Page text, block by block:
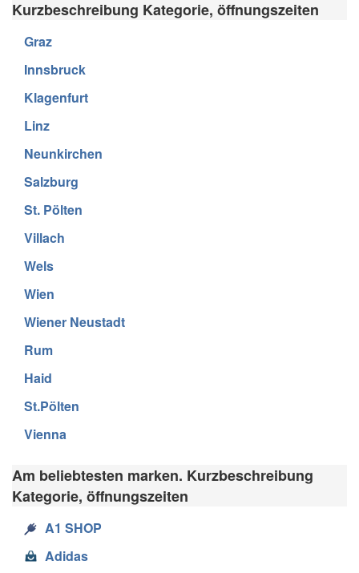
Kurzbeschreibung Kategorie, öffnungszeiten
Graz
Innsbruck
Klagenfurt
Linz
Neunkirchen
Salzburg
St. Pölten
Villach
Wels
Wien
Wiener Neustadt
Rum
Haid
St.Pölten
Vienna
Am beliebtesten marken. Kurzbeschreibung
Kategorie, öffnungszeiten
A1 SHOP
Adidas